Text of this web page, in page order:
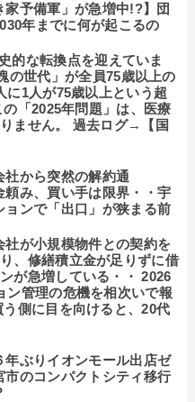
家予備軍」が急増中!?】団
年までに何が起こるの
的な転換点を迎えていま
の世代」が全員75歳以上の
に1人が75歳以上という超
「2025年問題」は、医療
ません。 過去ログ→【国
社から突然の解約通
頼み、買い手は限界・・宇
ョンで「出口」が狭まる前
社が小規模物件との契約を
、修繕積立金が足りずに借
が急増している・・ 2026
ン管理の危機を相次いで報
側に目を向けると、20代
年ぶりイオンモール出店ゼ
市のコンパクトシティ移行